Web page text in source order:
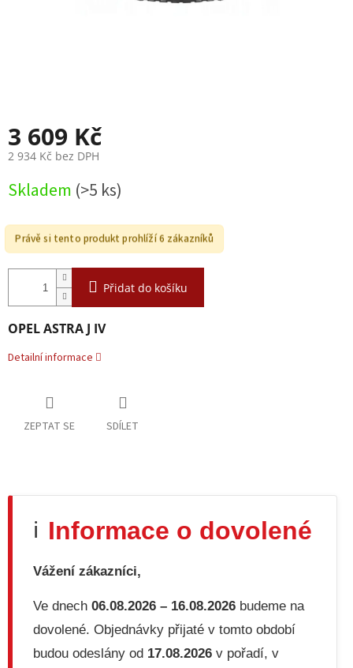
3 609 Kč
2 934 Kč bez DPH
cena:
Skladem (>5 ks)
Právě si tento produkt prohlíží 6 zákazníků
Přidat do košíku
OPEL ASTRA J IV
Detailní informace
ZEPTAT SE SDÍLET
ℹ️ Informace o dovolené
Vážení zákazníci,
Ve dnech 06.08.2026 – 16.08.2026 budeme na
dovolené. Objednávky přijaté v tomto období
budou odeslány od 17.08.2026 v pořadí, v